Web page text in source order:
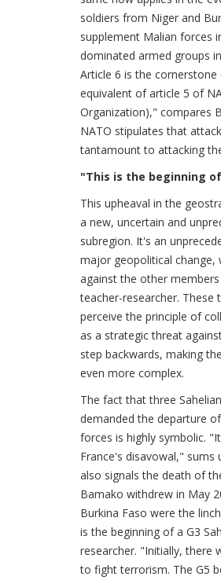
soldiers from Niger and
supplement Malian forces
dominated armed groups
Article 6 is the
equivalent of article 5 of
Organization)," compares
NATO stipulates that
tantamount to attacking
"This is the beginning of
This upheaval in the
a new, uncertain and
subregion. It's an
major geopolitical change,
against the other
teacher-researcher. These
perceive the principle of
as a strategic threat
step backwards, making
even more complex.
The fact that three
demanded the departure
forces is highly symbolic.
France's disavowal," sums
also signals the death of
Bamako withdrew in May
Burkina Faso were the
is the beginning of a G3
researcher. "Initially, there
to fight terrorism. The G5